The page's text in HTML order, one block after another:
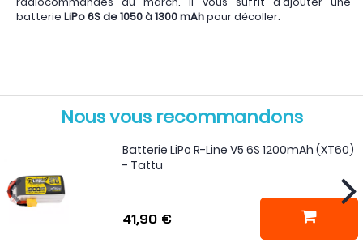
batterie LiPo 6S de 1050 à 1300 mAhpour décoller.
Nous vous recommandons
Batterie LiPo R-Line V5 6S 1200mAh (XT60)
- Tattu
41,90 €